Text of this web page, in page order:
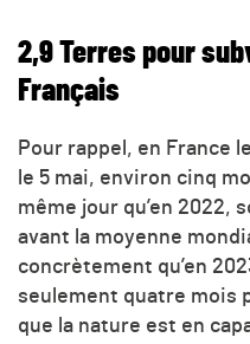
2,9 Terres pour
Français
Pour rappel, en France
le 5 mai, environ cinq
même jour qu’en 2022,
avant la moyenne
concrètement qu’en
seulement quatre mois
que la nature est en